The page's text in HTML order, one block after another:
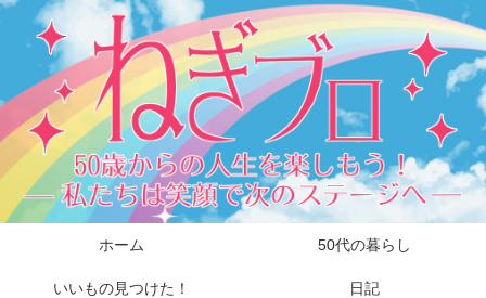
ホーム 50代の暮らし
いいもの見つけた！ 日記